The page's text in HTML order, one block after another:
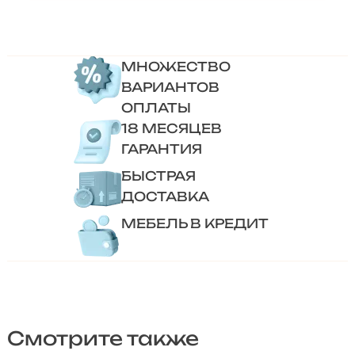
МНОЖЕСТВО
ВАРИАНТОВ
ОПЛАТЫ
18 МЕСЯЦЕВ
ГАРАНТИЯ
БЫСТРАЯ
ДОСТАВКА
МЕБЕЛЬ В КРЕДИТ
Смотрите также